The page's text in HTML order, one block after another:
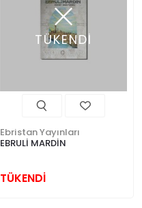
TÜKENDİ
Ebristan Yayınları
EBRULİ MARDİN
TÜKENDİ